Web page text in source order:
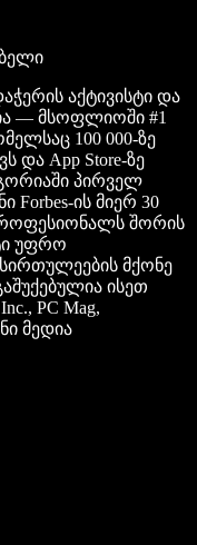
აქტივისტი და
— მსოფლიოში #1
100 000-ზე
და App Store-ზე
პირველ
Forbes-ის მიერ 30
შორის
უფრო
მქონე
ისეთ
PC Mag,
მედია